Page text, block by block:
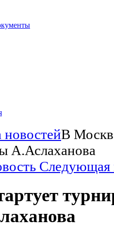
новостейВ
А.Аслаханова
Следующая